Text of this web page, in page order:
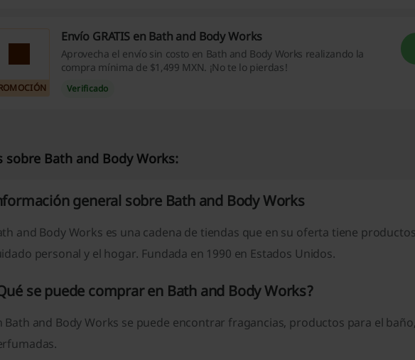
Envío GRATIS en Bath and Body Works
Aprovecha el envío sin costo en Bath and Body Works realizando la
compra mínima de $1,499 MXN. ¡No te lo pierdas!
Verificado
sobre Bath and Body Works:
general sobre Bath and Body Works
and Body Works es una cadena de tiendas que en su oferta tiene
personal y el hogar. Fundada en 1990 en Estados Unidos.
se puede comprar en Bath and Body Works?
Bath and Body Works se puede encontrar fragancias, productos para el